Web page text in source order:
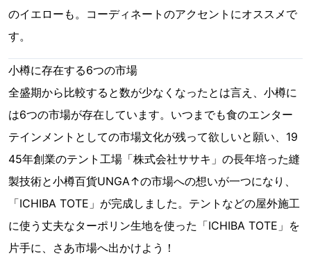
のイエローも。コーディネートのアクセントにオススメで
す。
小樽に存在する6つの市場
全盛期から比較すると数が少なくなったとは言え、小樽に
は6つの市場が存在しています。いつまでも食のエンター
テインメントとしての市場文化が残って欲しいと願い、19
45年創業のテント工場「株式会社ササキ」の長年培った縫
製技術と小樽百貨UNGA↑の市場への想いが一つになり、
「ICHIBA TOTE」が完成しました。テントなどの屋外施工
に使う丈夫なターポリン生地を使った「ICHIBA TOTE」を
片手に、さあ市場へ出かけよう！